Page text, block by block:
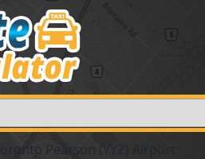
Pearson (YYZ) Airport